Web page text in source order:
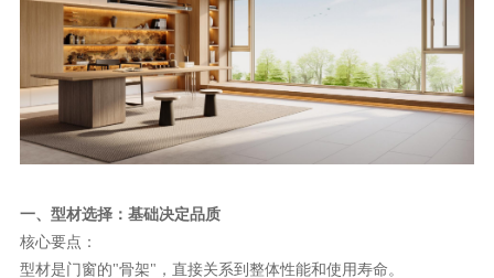
一体化产品
门窗实力派
理想生活
新视界
新标赋能中心
加盟合作
一、型材选择：基础决定品质
核心要点：
型材是门窗的"骨架"，直接关系到整体性能和使用寿命。